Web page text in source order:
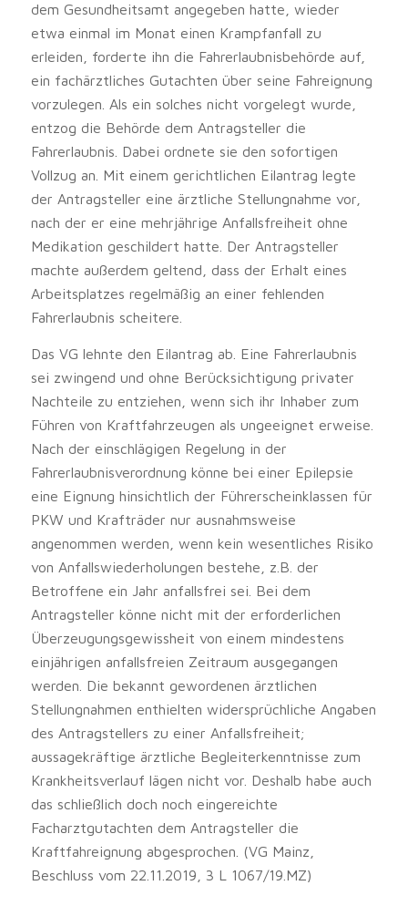
dem Gesundheitsamt angegeben hatte, wieder
etwa einmal im Monat einen Krampfanfall zu
erleiden, forderte ihn die Fahrerlaubnisbehörde auf,
ein fachärztliches Gutachten über seine Fahreignung
vorzulegen. Als ein solches nicht vorgelegt wurde,
entzog die Behörde dem Antragsteller die
Fahrerlaubnis. Dabei ordnete sie den sofortigen
Vollzug an. Mit einem gerichtlichen Eilantrag legte
der Antragsteller eine ärztliche Stellungnahme vor,
nach der er eine mehrjährige Anfallsfreiheit ohne
Medikation geschildert hatte. Der Antragsteller
machte außerdem geltend, dass der Erhalt eines
Arbeitsplatzes regelmäßig an einer fehlenden
Fahrerlaubnis scheitere.
Das VG lehnte den Eilantrag ab. Eine Fahrerlaubnis
sei zwingend und ohne Berücksichtigung privater
Nachteile zu entziehen, wenn sich ihr Inhaber zum
Führen von Kraftfahrzeugen als ungeeignet erweise.
Nach der einschlägigen Regelung in der
Fahrerlaubnisverordnung könne bei einer Epilepsie
eine Eignung hinsichtlich der Führerscheinklassen für
PKW und Krafträder nur ausnahmsweise
angenommen werden, wenn kein wesentliches Risiko
von Anfallswiederholungen bestehe, z.B. der
Betroffene ein Jahr anfallsfrei sei. Bei dem
Antragsteller könne nicht mit der erforderlichen
Überzeugungsgewissheit von einem mindestens
einjährigen anfallsfreien Zeitraum ausgegangen
werden. Die bekannt gewordenen ärztlichen
Stellungnahmen enthielten widersprüchliche Angaben
des Antragstellers zu einer Anfallsfreiheit;
aussagekräftige ärztliche Begleiterkenntnisse zum
Krankheitsverlauf lägen nicht vor. Deshalb habe auch
das schließlich doch noch eingereichte
Facharztgutachten dem Antragsteller die
Kraftfahreignung abgesprochen. (VG Mainz,
Beschluss vom 22.11.2019, 3 L 1067/19.MZ)